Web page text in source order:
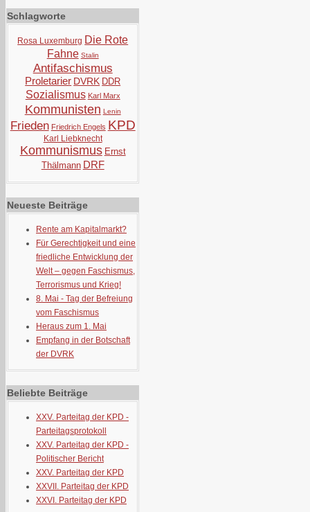
Schlagworte
Rosa Luxemburg Die Rote
Fahne Stalin
Antifaschismus
Proletarier DVRK DDR
Sozialismus Karl Marx
Kommunisten Lenin
Frieden Friedrich Engels KPD
Karl Liebknecht
Kommunismus Ernst
Thälmann DRF
Neueste Beiträge
Rente am Kapitalmarkt?
Für Gerechtigkeit und eine
friedliche Entwicklung der
Welt – gegen Faschismus,
Terrorismus und Krieg!
8. Mai - Tag der Befreiung
vom Faschismus
Heraus zum 1. Mai
Empfang in der Botschaft
der DVRK
Beliebte Beiträge
XXV. Parteitag der KPD -
Parteitagsprotokoll
XXV. Parteitag der KPD -
Politischer Bericht
XXV. Parteitag der KPD
XXVII. Parteitag der KPD
XXVI. Parteitag der KPD